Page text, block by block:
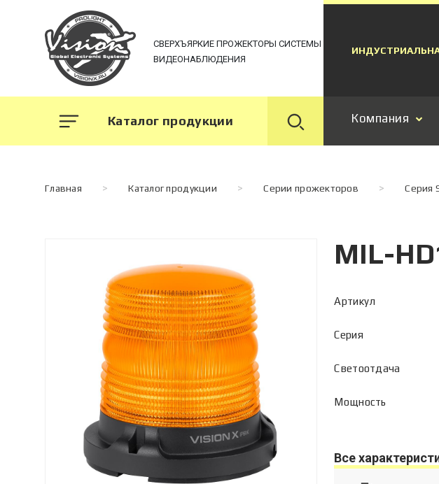
СВЕРХЪЯРКИЕ ПРОЖЕКТОРЫ СИСТЕМЫ
ВИДЕОНАБЛЮДЕНИЯ
Каталог продукции Компания
Главная > Каталог продукции > Серии прожекторов > Серия
MIL-
Артикул
Серия
Светоотдача
Мощность
Все